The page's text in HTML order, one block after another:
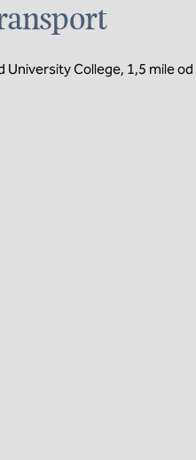
College, 1,5 mile